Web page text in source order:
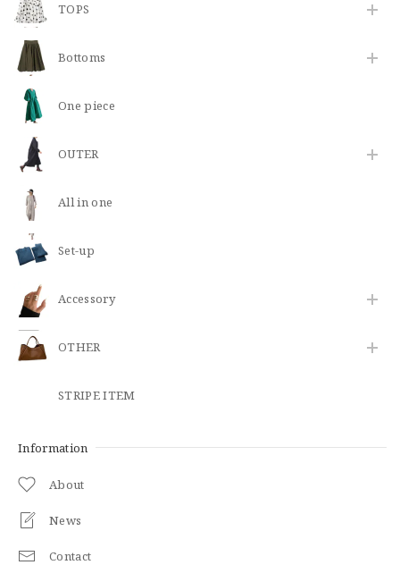
TOPS
Bottoms
One piece
OUTER
All in one
Set-up
​Accessory
OTHER
STRIPE ITEM
Information
About
News
Contact